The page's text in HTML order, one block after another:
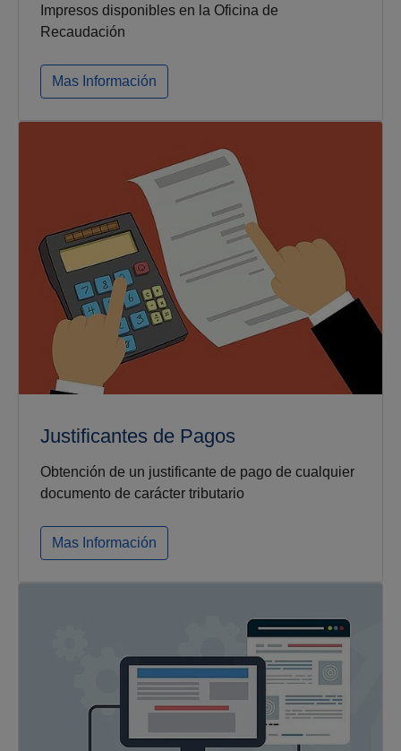
Impresos disponibles en la Oficina de
Recaudación
Mas Información
Justificantes de Pagos
Obtención de un justificante de pago de cualquier
documento de carácter tributario
Mas Información